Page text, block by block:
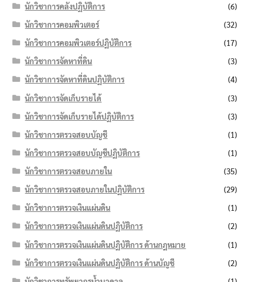
นักวิชาการคลังปฏิบัติการ
(6)
นักวิชาการคอมพิวเตอร์
(32)
นักวิชาการคอมพิวเตอร์ปฏิบัติการ
(17)
นักวิชาการจัดหาที่ดิน
(3)
นักวิชาการจัดหาที่ดินปฏิบัติการ
(4)
นักวิชาการจัดเก็บรายได้
(3)
นักวิชาการจัดเก็บรายได้ปฏิบัติการ
(3)
นักวิชาการตรวจสอบบัญชี
(1)
นักวิชาการตรวจสอบบัญชีปฏิบัติการ
(1)
นักวิชาการตรวจสอบภายใน
(35)
นักวิชาการตรวจสอบภายในปฏิบัติการ
(29)
นักวิชาการตรวจเงินแผ่นดิน
(1)
นักวิชาการตรวจเงินแผ่นดินปฏิบัติการ
(2)
นักวิชาการตรวจเงินแผ่นดินปฏิบัติการ ด้านกฎหมาย
(1)
นักวิชาการตรวจเงินแผ่นดินปฏิบัติการ ด้านบัญชี
(2)